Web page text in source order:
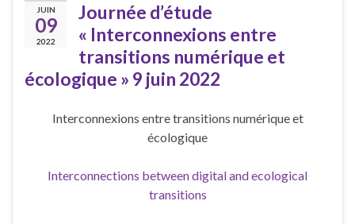
JUIN
09
2022
Journée d’étude
« Interconnexions entre
transitions numérique et
écologique » 9 juin 2022
Interconnexions entre transitions numérique et
écologique
Interconnections between digital and ecological
transitions